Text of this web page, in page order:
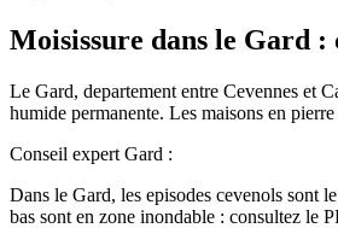
Moisissure dans le Gard :
Le Gard, departement entre Cevennes et
humide permanente. Les maisons en
Conseil expert Gard :
Dans le Gard, les episodes cevenols sont
bas sont en zone inondable : consultez le